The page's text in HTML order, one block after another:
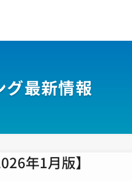
グ最新情報
年1月版】